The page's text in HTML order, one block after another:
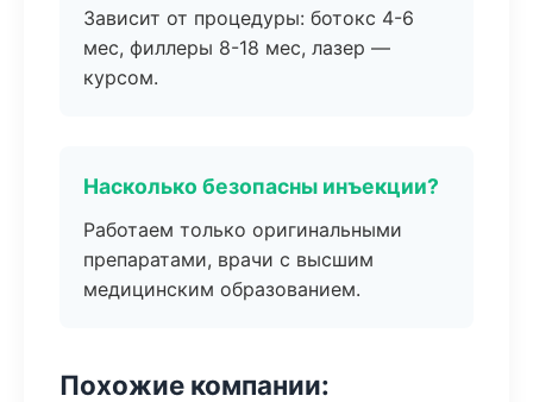
Зависит от процедуры: ботокс 4-6
мес, филлеры 8-18 мес, лазер —
курсом.
Насколько безопасны инъекции?
Работаем только оригинальными
препаратами, врачи с высшим
медицинским образованием.
Похожие компании: